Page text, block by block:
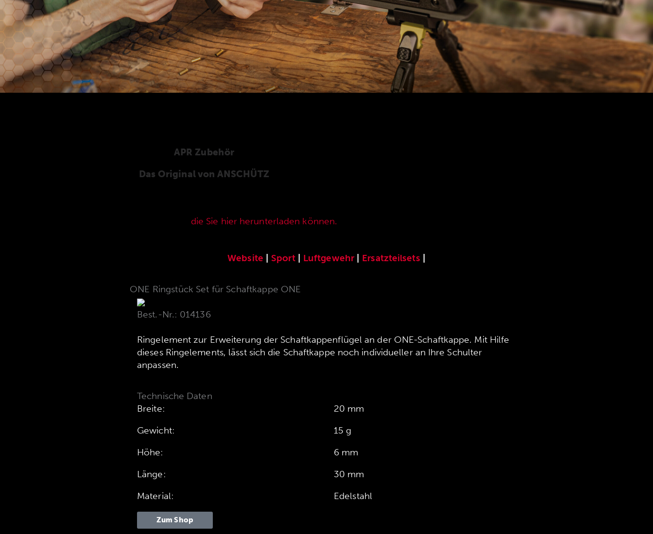
APR Zubehör
Das Original von ANSCHÜTZ
die Sie hier herunterladen können.
Website Sport| Luftgewehr| Ersatzteilsets
ONE Ringstück Set für Schaftkappe ONE
Best.-Nr.: 014136
Ringelement zur Erweiterung der Schaftkappenflügel an der ONE-Schaftkappe. Mit Hilfe
dieses Ringelements, lässt sich die Schaftkappe noch individueller an Ihre Schulter
anpassen.
Technische Daten
Breite:
20 mm
Gewicht:
15 g
Höhe:
6 mm
Länge:
30 mm
Material:
Edelstahl
Zum Shop